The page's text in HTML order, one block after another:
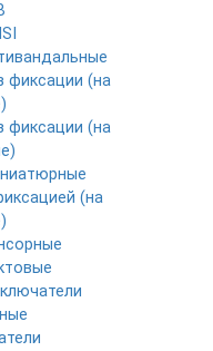
фиксации (на
фиксации (на
(на